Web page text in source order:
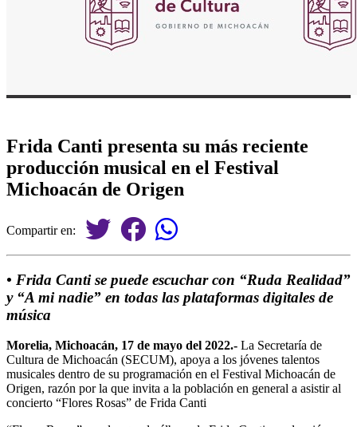
Frida Canti presenta su más reciente
producción musical en el Festival
Michoacán de Origen
Compartir en:
• Frida Canti se puede escuchar con “Ruda Realidad”
y “A mi nadie” en todas las plataformas digitales de
música
Morelia, Michoacán, 17 de mayo del 2022.- La Secretaría de
Cultura de Michoacán (SECUM), apoya a los jóvenes talentos
musicales dentro de su programación en el Festival Michoacán de
Origen, razón por la que invita a la población en general a asistir al
concierto “Flores Rosas” de Frida Canti